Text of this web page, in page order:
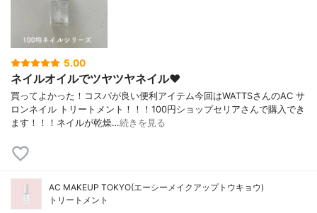
5.00
ネイルオイルでツヤツヤネイル❤️
買ってよかった！コスパが良い便利アイテム今回はWATTSさんのAC サ
ロンネイル トリートメント！！！100円ショップセリアさんで購入でき
ます！！！ネイルが乾燥…続きを見る
AC MAKEUP TOKYO(エーシーメイクアップトウキョウ)
トリートメント